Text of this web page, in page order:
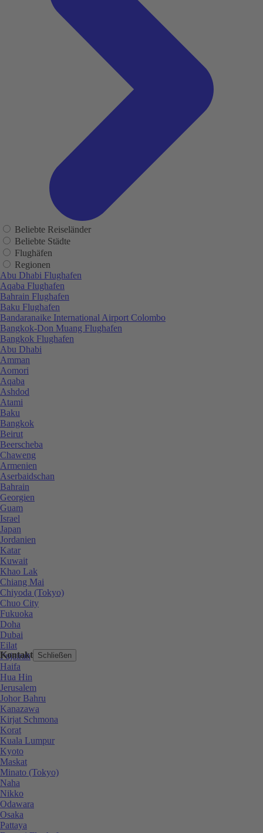
Kontakt Schließen
Beliebte Reiseländer
Beliebte Städte
Flughäfen
Regionen
Abu Dhabi Flughafen
Aqaba Flughafen
Bahrain Flughafen
Baku Flughafen
Bandaranaike International Airport Colombo
Bangkok-Don Muang Flughafen
Bangkok Flughafen
Abu Dhabi
Amman
Aomori
Aqaba
Ashdod
Atami
Baku
Bangkok
Beirut
Beerscheba
Chaweng
Armenien
Aserbaidschan
Bahrain
Georgien
Guam
Israel
Japan
Jordanien
Katar
Kuwait
Khao Lak
Chiang Mai
Chiyoda (Tokyo)
Chuo City
Fukuoka
Doha
Dubai
Eilat
Fujairah
Haifa
Hua Hin
Jerusalem
Johor Bahru
Kanazawa
Kirjat Schmona
Korat
Kuala Lumpur
Kyoto
Maskat
Minato (Tokyo)
Naha
Nikko
Odawara
Osaka
Pattaya